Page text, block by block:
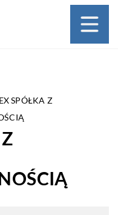
SPÓŁKA Z